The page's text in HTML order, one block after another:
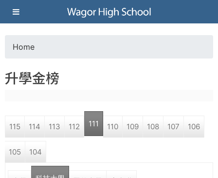
Jump to navigation
葳
格
高
學
o
a
r
Home
升學金榜
115 114 113 112 111 110 109 108 107 106
105 104